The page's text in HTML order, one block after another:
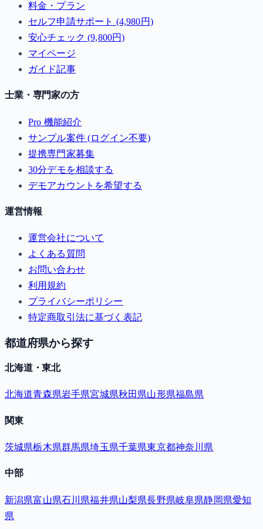
料金・プラン
セルフ申請サポート (4,980円)
安心チェック (9,800円)
マイページ
ガイド記事
士業・専門家の方
Pro 機能紹介
サンプル案件 (ログイン不要)
提携専門家募集
30分デモを相談する
デモアカウントを希望する
運営情報
運営会社について
よくある質問
お問い合わせ
利用規約
プライバシーポリシー
特定商取引法に基づく表記
都道府県から探す
北海道・東北
北海道青森県岩手県宮城県秋田県山形県福島県
関東
茨城県栃木県群馬県埼玉県千葉県東京都神奈川県
中部
新潟県富山県石川県福井県山梨県長野県岐阜県静岡県愛知
県